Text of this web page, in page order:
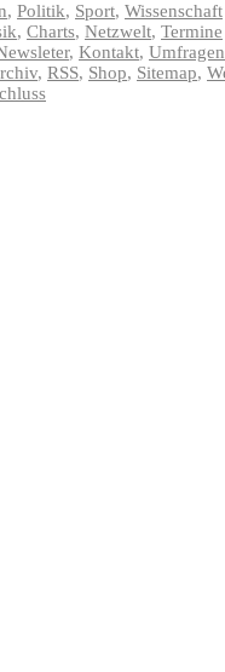
, Politik, Sport, Wissenschaft
, Charts, Netzwelt, Termine
, Kontakt, Umfragen
, RSS, Shop, Sitemap,